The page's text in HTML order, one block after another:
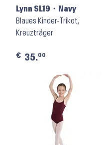
Lynn SL19 ⬝ Navy
Blaues Kinder-Trikot,
Kreuzträger
€ 35.00